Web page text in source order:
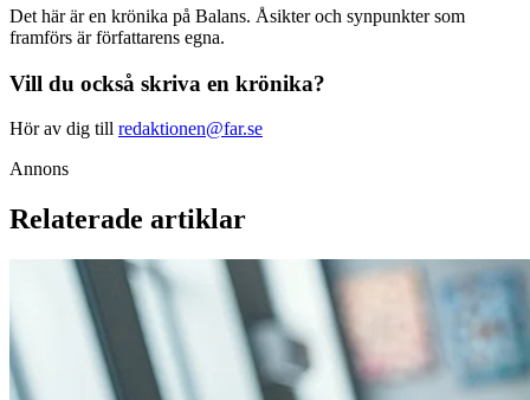
Det här är en krönika på Balans. Åsikter och synpunkter som
framförs är författarens egna.
Vill du också skriva en krönika?
Hör av dig till redaktionen@far.se
Annons
Relaterade artiklar